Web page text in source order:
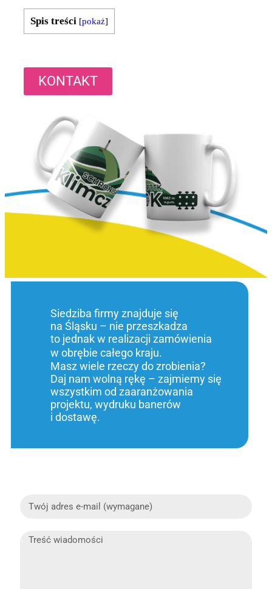
Spis treści [pokaż]
KONTAKT
Siedziba firmy znajduje się
na Śląsku – nie przeszkadza
to jednak w realizacji zamówienia
w obrębie całego kraju.
Masz wiele rzeczy do zrobienia?
Daj nam wolną rękę – zajmiemy się
wszystkim od zaaranżowania
projektu, wydruku banerów
i dostawę.